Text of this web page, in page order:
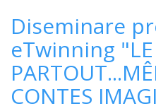
Diseminare
eTwinning "LE
CONTES